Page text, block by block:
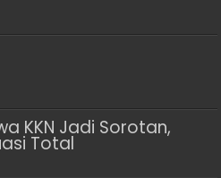
KKN Jadi Sorotan,
Total